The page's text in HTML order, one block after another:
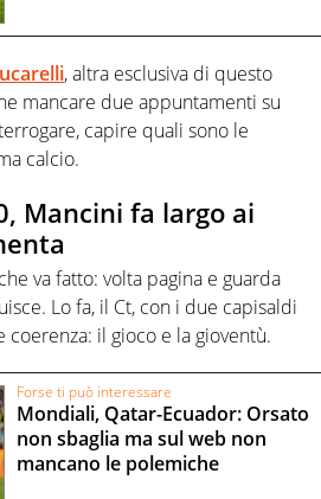
, altra esclusiva di questo
mancare due appuntamenti su
capire quali sono le
calcio.
Mancini fa largo ai
va fatto: volta pagina e guarda
Lo fa, il Ct, con i due capisaldi
il gioco e la gioventù.
Forse ti può interessare
Mondiali, Qatar-Ecuador: Orsato
non sbaglia ma sul web non
mancano le polemiche